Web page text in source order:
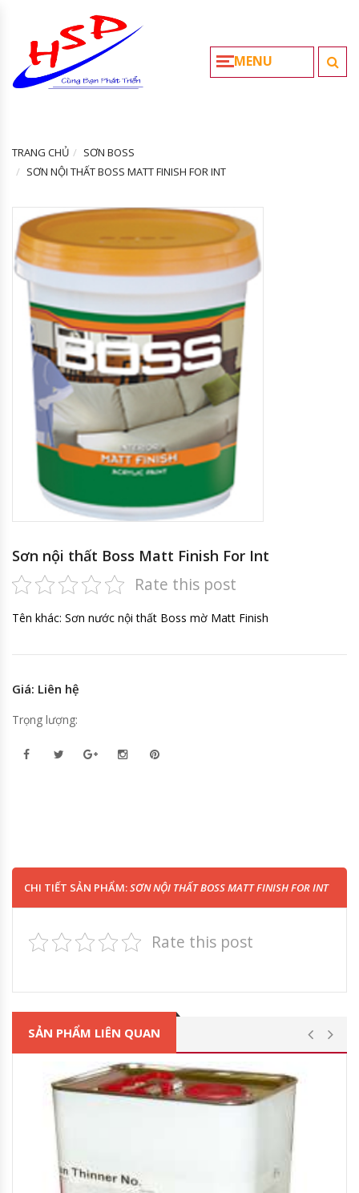
MENU
TRANG CHỦ
SƠN BOSS
SƠN NỘI THẤT BOSS MATT FINISH FOR INT
Sơn nội thất Boss Matt Finish For Int
Rate this post
Tên khác: Sơn nước nội thất Boss mờ Matt Finish
Giá: Liên hệ
Trọng lượng:
CHI TIẾT SẢN PHẨM:SƠN NỘI THẤT BOSS MATT FINISH FOR INT
Rate this post
SẢN PHẨM LIÊN QUAN